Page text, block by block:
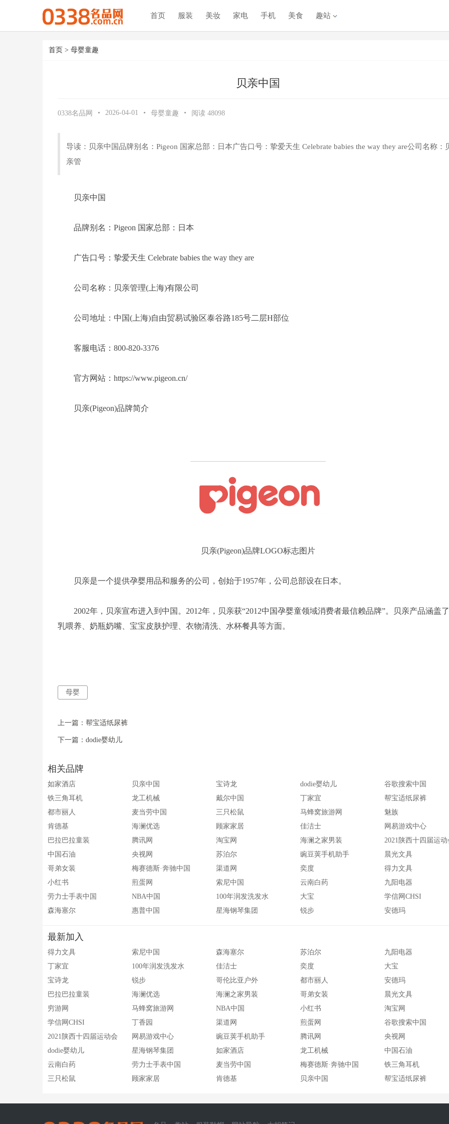
首页 服装 美妆 家电 手机 美食 趣站
首页 > 母婴童趣
贝亲中国
0338名品网 • 2026-04-01 • 母婴童趣 • 阅读 48098
导读：贝亲中国品牌别名：Pigeon 国家总部：日本广告口号：挚爱天生 Celebrate babies the way they are公司名称：
亲管
贝亲中国
品牌别名：Pigeon 国家总部：日本
广告口号：挚爱天生 Celebrate babies the way they are
公司名称：贝亲管理(上海)有限公司
公司地址：中国(上海)自由贸易试验区泰谷路185号二层H部位
客服电话：800-820-3376
官方网站：https://www.pigeon.cn/
贝亲(Pigeon)品牌简介
贝亲(Pigeon)品牌LOGO标志图片
贝亲是一个提供孕婴用品和服务的公司，创始于1957年，公司总部设在日本。
2002年，贝亲宣布进入到中国。2012年，贝亲获“2012中国孕婴童领域消费者最信赖品牌”。贝亲产品涵盖
乳喂养、奶瓶奶嘴、宝宝皮肤护理、衣物清洗、水杯餐具等方面。
母婴
上一篇： 帮宝适纸尿裤
下一篇： dodie婴幼儿
相关品牌
如家酒店 贝亲中国 宝诗龙 dodie婴幼儿
谷歌搜索中国
铁三角耳机
龙工机械 戴尔中国 丁家宜
帮宝适纸尿裤
都市丽人
麦当劳中国 三只松鼠 马蜂窝旅游网
魅族
肯德基
海澜优选 顾家家居 佳洁士
网易游戏中心
巴拉巴拉童装
腾讯网 淘宝网 海澜之家男装
2021陕西十四届运动
中国石油
央视网 苏泊尔 豌豆荚手机助手
晨光文具
哥弟女装
梅赛德斯·奔驰中国 渠道网 奕度
得力文具
小红书
煎蛋网 索尼中国 云南白药
九阳电器
劳力士手表中国
NBA中国 100年润发洗发水 大宝
学信网CHSI
森海塞尔
惠普中国 星海钢琴集团 锐步 安德玛
最新加入
得力文具 索尼中国 森海塞尔 苏泊尔
九阳电器
丁家宜
100年润发洗发水 佳洁士 奕度
大宝
宝诗龙
锐步 哥伦比亚户外 都市丽人
安德玛
巴拉巴拉童装
海澜优选 海澜之家男装 哥弟女装
晨光文具
穷游网
马蜂窝旅游网 NBA中国 小红书
淘宝网
学信网CHSI
丁香园 渠道网 煎蛋网
谷歌搜索中国
2021陕西十四届运动会
网易游戏中心 豌豆荚手机助手 腾讯网
央视网
dodie婴幼儿
星海钢琴集团 如家酒店 龙工机械
中国石油
云南白药
劳力士手表中国 麦当劳中国 梅赛德斯·奔驰中国
铁三角耳机
三只松鼠
顾家家居 肯德基 贝亲中国 帮宝适纸尿裤